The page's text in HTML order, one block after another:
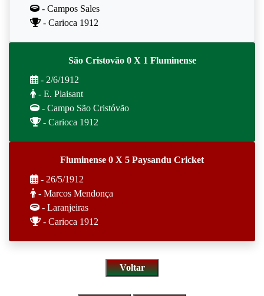
- Campos Sales
- Carioca 1912
São Cristovão 0 X 1 Fluminense
- 2/6/1912
- E. Plaisant
- Campo São Cristóvão
- Carioca 1912
Fluminense 0 X 5 Paysandu Cricket
- 26/5/1912
- Marcos Mendonça
- Laranjeiras
- Carioca 1912